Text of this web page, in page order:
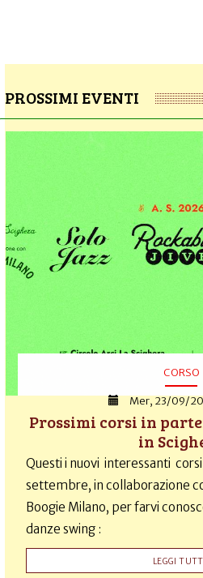
PROSSIMI EVENTI
CORSO
Mer, 23/09/
Prossimi corsi in
in
Questi i nuovi interessanti
settembre, in collaborazione
Boogie Milano, per farvi
danze swing :
LEGGI